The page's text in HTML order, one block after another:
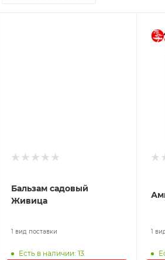
Бальзам садовый
Живица
1 вид поставки
Есть в наличии: 13
1